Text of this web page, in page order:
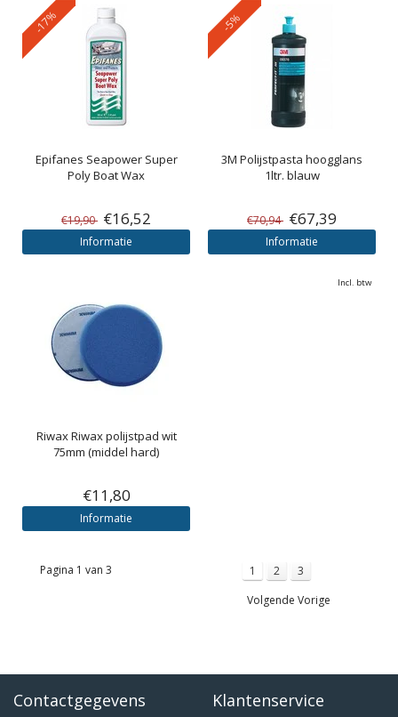
-17%
Epifanes Seapower Super
Poly Boat Wax
€19,90 €16,52
Informatie
-5%
3M Polijstpasta hoogglans
1ltr. blauw
€70,94 €67,39
Informatie
RiwaxRiwax polijstpad wit
75mm (middel hard)
€11,80
Informatie
Incl. btw
Pagina 1 van 3 1 2
3
Volgende Vorige
Contactgegevens Klantenservice